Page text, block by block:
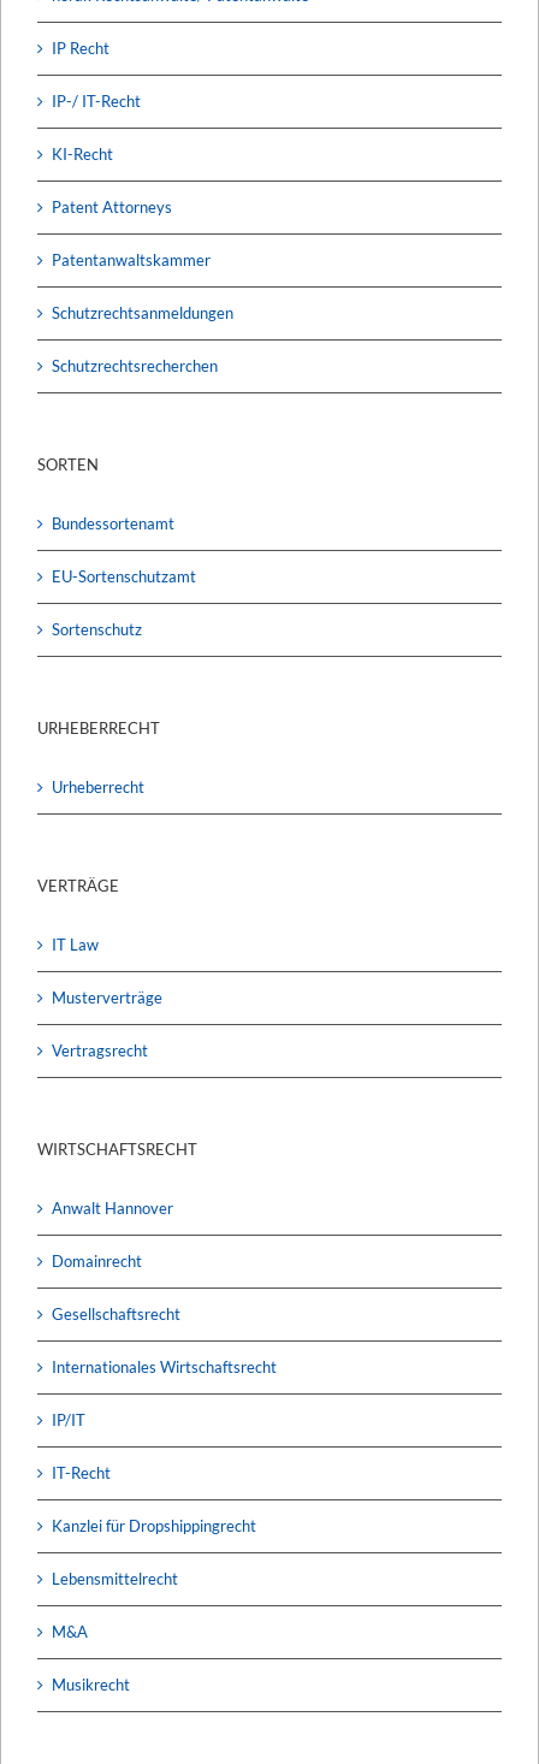
IP Recht
IP-/ IT-Recht
KI-Recht
Patent Attorneys
Patentanwaltskammer
Schutzrechtsanmeldungen
Schutzrechtsrecherchen
SORTEN
Bundessortenamt
EU-Sortenschutzamt
Sortenschutz
URHEBERRECHT
Urheberrecht
VERTRÄGE
IT Law
Musterverträge
Vertragsrecht
WIRTSCHAFTSRECHT
Anwalt Hannover
Domainrecht
Gesellschaftsrecht
Internationales Wirtschaftsrecht
IP/IT
IT-Recht
Kanzlei für Dropshippingrecht
Lebensmittelrecht
M&A
Musikrecht